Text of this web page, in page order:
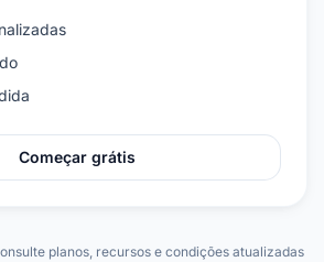
Começar grátis
planos, recursos e condições atualizadas